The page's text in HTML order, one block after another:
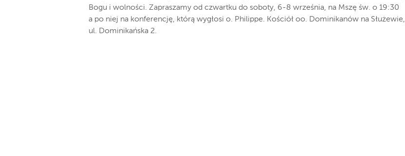
Bogu i wolności. Zapraszamy od czwartku do soboty, 6-8 września, na Mszę św. o 19:30
a po niej na konferencję, którą wygłosi o. Philippe. Kościół oo. Dominikanów na Służewie,
ul. Dominikańska 2.